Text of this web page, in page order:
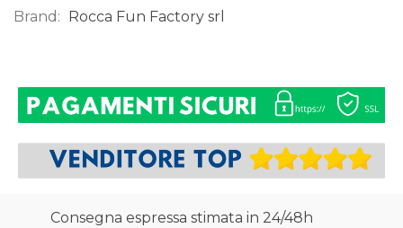
Brand:
Rocca Fun Factory srl
Consegna espressa stimata in 24/48h